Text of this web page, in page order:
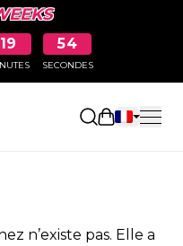
19 54
SECONDES
Ouvrir le
n’existe pas. Elle a